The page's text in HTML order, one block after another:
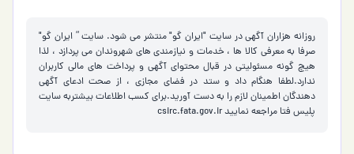
روزانه هزاران آگهی در سایت "ایران گو" منتشر می شود. سایت ” ایران گو"
صرفا به معرفی کالا ها ، خدمات و نیازمندی های شهروندان می پردازد ، لذا
هیچ گونه مسئولیتی در قبال محتوای آگهی و پرداخت های مالی کاربران
ندارد.لطفا هنگام داد و ستد در فضای مجازی ، از صحت ادعای آگهی
دهندگان اطمینان لازم را به دست آورید.برای کسب اطلاعات بیشتربه سایت
پلیس فتا مراجعه نماییدcsirc.fata.gov.ir